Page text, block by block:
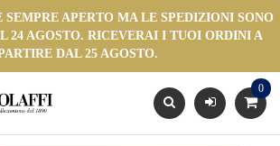
SEMPRE APERTO MA LE SPEDIZIONI SONO
24 AGOSTO. RICEVERAI I TUOI ORDINI A
DAL 25 AGOSTO.
0